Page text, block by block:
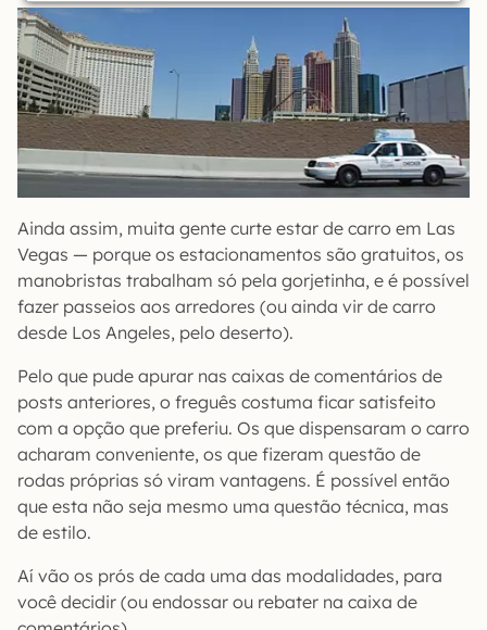
Ainda assim, muita gente curte estar de carro em Las
Vegas — porque os estacionamentos são gratuitos, os
manobristas trabalham só pela gorjetinha, e é possível
fazer passeios aos arredores (ou ainda vir de carro
desde Los Angeles, pelo deserto).
Pelo que pude apurar nas caixas de comentários de
posts anteriores, o freguês costuma ficar satisfeito
com a opção que preferiu. Os que dispensaram o carro
acharam conveniente, os que fizeram questão de
rodas próprias só viram vantagens. É possível então
que esta não seja mesmo uma questão técnica, mas
de estilo.
Aí vão os prós de cada uma das modalidades, para
você decidir (ou endossar ou rebater na caixa de